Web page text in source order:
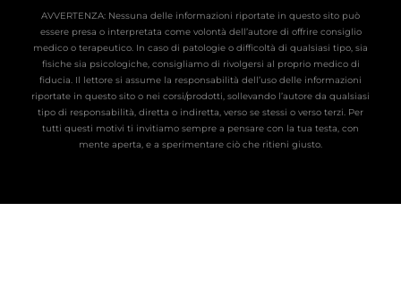
AVVERTENZA: Nessuna delle informazioni riportate in questo sito può
essere presa o interpretata come volontà dell’autore di offrire consiglio
medico o terapeutico. In caso di patologie o difficoltà di qualsiasi tipo, sia
fisiche sia psicologiche, consigliamo di rivolgersi al proprio medico di
fiducia. Il lettore si assume la responsabilità dell’uso delle informazioni
riportate in questo sito o nei corsi/prodotti, sollevando l’autore da qualsiasi
tipo di responsabilità, diretta o indiretta, verso se stessi o verso terzi. Per
tutti questi motivi ti invitiamo sempre a pensare con la tua testa, con
mente aperta, e a sperimentare ciò che ritieni giusto.